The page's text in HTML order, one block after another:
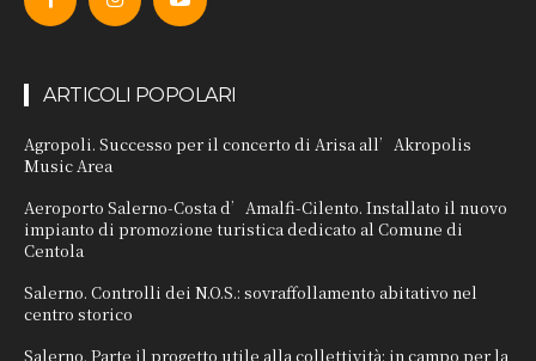
ARTICOLI POPOLARI
Agropoli. Successo per il concerto di Arisa all’Akropolis
Music Area
Aeroporto Salerno-Costa d’Amalfi-Cilento. Installato il nuovo
impianto di promozione turistica dedicato al Comune di
Centola
Salerno. Controlli dei N.O.S.: sovraffollamento abitativo nel
centro storico
Salerno. Parte il progetto utile alla collettività: in campo per la